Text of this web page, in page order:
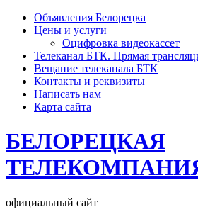
Объявления Белорецка
Цены и услуги
Оцифровка видеокассет
Телеканал БТК. Прямая
Вещание телеканала БТК
Контакты и реквизиты
Написать нам
Карта сайта
БЕЛОРЕЦКАЯ
официальный сайт